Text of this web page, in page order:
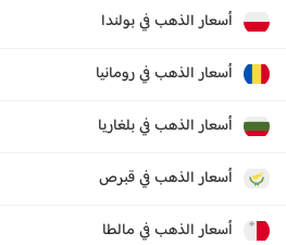
أسعار الذهب في بولندا
أسعار الذهب في رومانيا
أسعار الذهب في بلغاريا
أسعار الذهب في قبرص
أسعار الذهب في مالطا